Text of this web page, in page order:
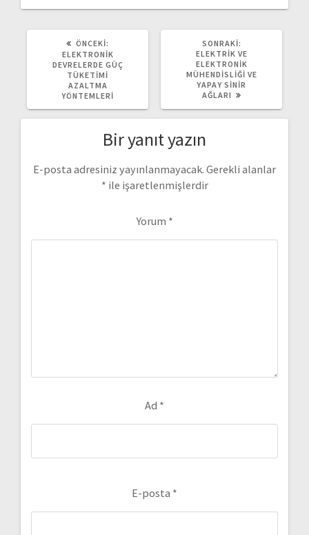
ÖNCEKI:
YAZI:
ELEKTRONIK
DEVRELERDE GÜÇ
TÜKETIMI
AZALTMA
YÖNTEMLERI
SONRAKI:
YAZI:
ELEKTRIK VE
ELEKTRONIK
MÜHENDISLIĞI VE
YAPAY SINIR
AĞLARI
Bir yanıt yazın
E-posta adresiniz yayınlanmayacak. Gerekli alanlar
* ile işaretlenmişlerdir
Yorum *
Ad *
E-posta *